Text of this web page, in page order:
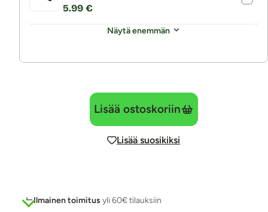
5.99 €
Näytä enemmän
Lisää ostoskoriin
Lisää suosikiksi
Ilmainen toimitus yli 60€ tilauksiin